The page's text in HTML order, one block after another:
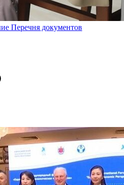
Перечня документов